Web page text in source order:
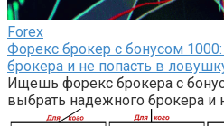
Forex
Форекс брокер с бонусом
брокера и не попасть в
Ищешь форекс брокера с
выбрать надежного брокера и